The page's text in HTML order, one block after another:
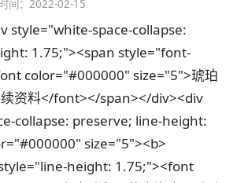
间：2022-02-15
style="white-space-collapse:
1.75;"><span style="font-
color="#000000" size="5">琥珀
资料</font></span></div><div
collapse: preserve; line-height:
size="5"><b>
height: 1.75;"><font